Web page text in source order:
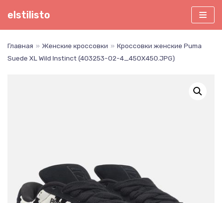
Перейти
elstilisto
Главная » Женские кроссовки » Кроссовки женские Puma
Suede XL Wild Instinct (403253-02-4_450X450.JPG)